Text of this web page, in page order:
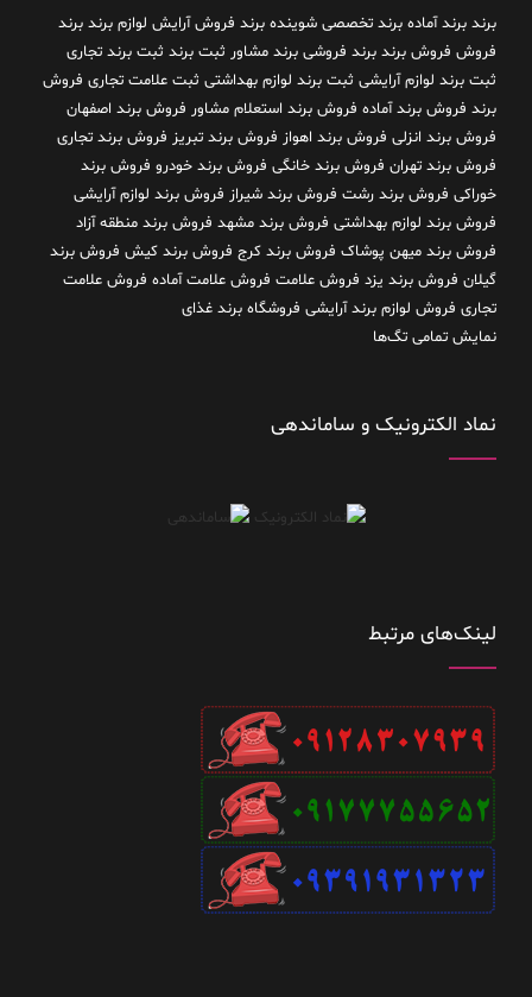
برند برند آماده برند تخصصی شوینده برند فروش آرایش لوازم برند برند
فروش فروش برند برند فروشی برند مشاور ثبت برند ثبت برند تجاری
ثبت برند لوازم آرایشی ثبت برند لوازم بهداشتی ثبت علامت تجاری فروش
برند فروش برند آماده فروش برند استعلام مشاور فروش برند اصفهان
فروش برند انزلی فروش برند اهواز فروش برند تبریز فروش برند تجاری
فروش برند تهران فروش برند خانگی فروش برند خودرو فروش برند
خوراکی فروش برند رشت فروش برند شیراز فروش برند لوازم آرایشی
فروش برند لوازم بهداشتی فروش برند مشهد فروش برند منطقه آزاد
فروش برند میهن پوشاک فروش برند کرج فروش برند کیش فروش برند
گیلان فروش برند یزد فروش علامت فروش علامت آماده فروش علامت
تجاری فروش لوازم برند آرایشی فروشگاه برند غذای
نمایش تمامی تگ‌ها
نماد الکترونیک و ساماندهی
لینک‌های مرتبط